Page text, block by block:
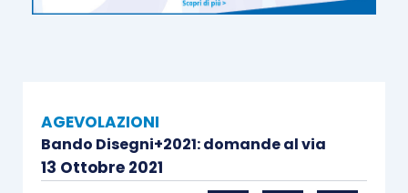
AGEVOLAZIONI
Bando Disegni+2021: domande al via
13 Ottobre 2021